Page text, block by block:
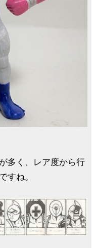
多く、レア度から行
すね。